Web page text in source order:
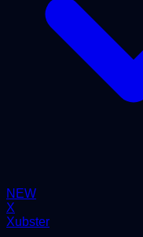
NEW
X
Xubster